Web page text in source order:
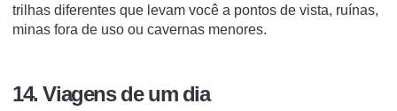
trilhas diferentes que levam você a pontos de vista, ruínas,
minas fora de uso ou cavernas menores.
14. Viagens de um dia